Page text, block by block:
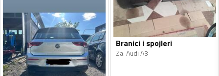
Branici i spojleri
Za:Audi A3